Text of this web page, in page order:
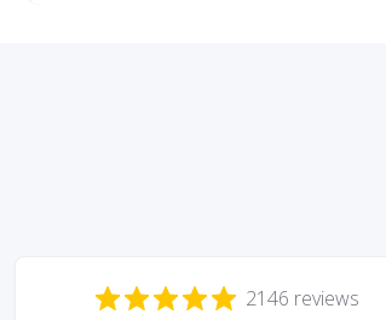
2146 reviews